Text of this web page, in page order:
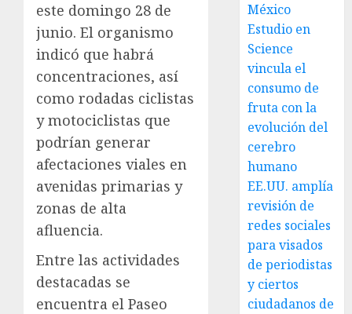
este domingo 28 de
junio. El organismo
indicó que habrá
concentraciones, así
como rodadas ciclistas
y motociclistas que
podrían generar
afectaciones viales en
avenidas primarias y
zonas de alta
afluencia.
Entre las actividades
destacadas se
encuentra el Paseo
México
Estudio en
Science
vincula el
consumo de
fruta con la
evolución del
cerebro
humano
EE.UU. amplía
revisión de
redes sociales
para visados
de periodistas
y ciertos
ciudadanos de